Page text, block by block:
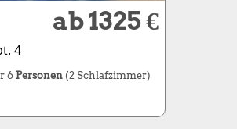
ab 1325 €
4
6Personen (2 Schlafzimmer)